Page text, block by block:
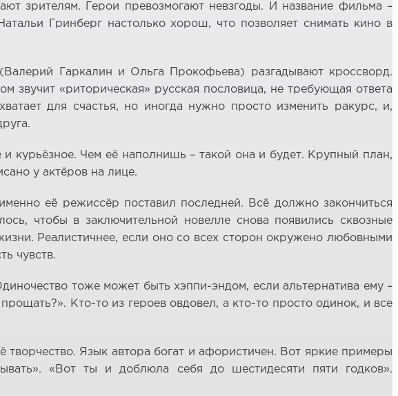
зрителям. Герои превозмогают невзгоды. И название фильма –
Гринберг настолько хорош, что позволяет снимать кино в
Гаркалин и Ольга Прокофьева) разгадывают кроссворд.
звучит «риторическая» русская пословица, не требующая ответа
для счастья, но иногда нужно просто изменить ракурс, и,
курьёзное. Чем её наполнишь – такой она и будет. Крупный план,
у актёров на лице.
её режиссёр поставил последней. Всё должно закончиться
чтобы в заключительной новелле снова появились сквозные
Реалистичнее, если оно со всех сторон окружено любовными
чувств.
тоже может быть хэппи-эндом, если альтернатива ему –
Кто-то из героев овдовел, а кто-то просто одинок, и все
Язык автора богат и афористичен. Вот яркие примеры
«Вот ты и доблюла себя до шестидесяти пяти годков».